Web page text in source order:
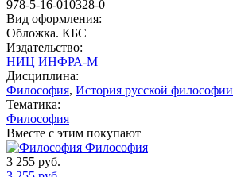
978-5-16-010328-0
Вид оформления:
Обложка. КБС
Издательство:
НИЦ ИНФРА-М
Дисциплина:
Философия, История русской философии
Тематика:
Философия
Вместе с этим покупают
Философия
3 255 руб.